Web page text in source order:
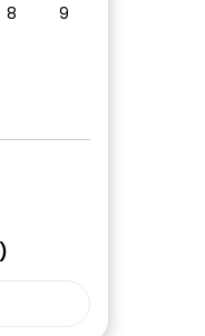
8 9